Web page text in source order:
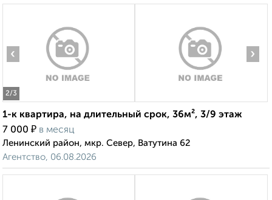
2/3
‹ ›
1-к квартира, на длительный срок, 36м², 3/9 этаж
7 000 ₽ в месяц
Ленинский район, мкр. Север, Ватутина 62
Агентство, 06.08.2026